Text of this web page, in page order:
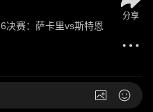
决赛：萨卡里vs斯特恩
分享